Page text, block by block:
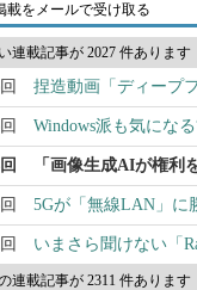
載をメールで受け取る
連載記事が 2027 件あります
捏造動画「ディープ
Windows派も気にな
「画像生成AIが権利
5Gが「無線LAN」に
いまさら聞けない「
連載記事が 2311 件あります